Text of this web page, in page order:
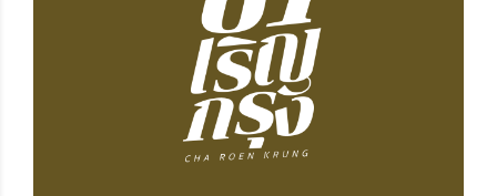
ชาเริญกรุง